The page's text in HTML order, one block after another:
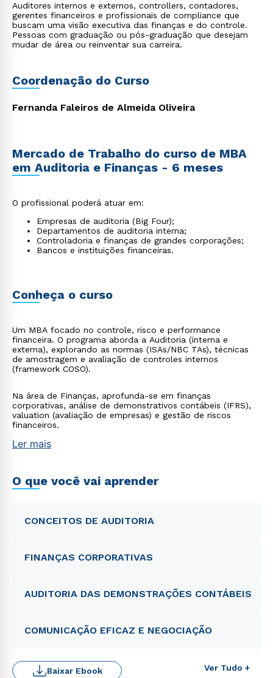
Auditores internos e externos, controllers, contadores,
gerentes financeiros e profissionais de compliance que
buscam uma visão executiva das finanças e do controle.
Pessoas com graduação ou pós-graduação que desejam
mudar de área ou reinventar sua carreira.
Coordenação do Curso
Fernanda Faleiros de Almeida Oliveira
Mercado de Trabalho do curso de MBA
em Auditoria e Finanças - 6 meses
O profissional poderá atuar em:
Empresas de auditoria (Big Four);
Departamentos de auditoria interna;
Controladoria e finanças de grandes corporações;
Bancos e instituições financeiras.
Conheça o curso
Um MBA focado no controle, risco e performance
financeira. O programa aborda a Auditoria (interna e
externa), explorando as normas (ISAs/NBC TAs), técnicas
de amostragem e avaliação de controles internos
(framework COSO).
Na área de Finanças, aprofunda-se em finanças
corporativas, análise de demonstrativos contábeis (IFRS),
valuation (avaliação de empresas) e gestão de riscos
financeiros.
Ler mais
O que você vai aprender
CONCEITOS DE AUDITORIA
FINANÇAS CORPORATIVAS
AUDITORIA DAS DEMONSTRAÇÕES CONTÁBEIS
COMUNICAÇÃO EFICAZ E NEGOCIAÇÃO
Ver Tudo +
Baixar Ebook